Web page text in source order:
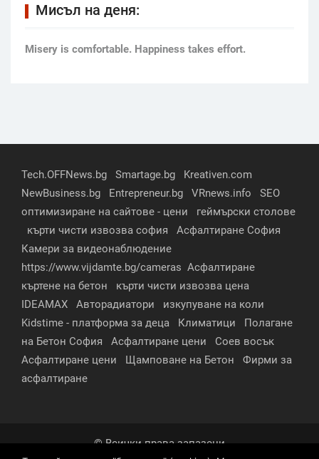
Мисъл на деня:
Мisery is comfortable. Happiness takes effort.
Tech.OFFNews.bg Smartage.bg
Kreativen.com
NewBusiness.bg
Entrepreneur.bg VRnews.info
SEO
оптимизиране на сайтове - цени
геймърски столове
кърти чисти извозва софия
Асфалтиране София
Камери за видеонаблюдение
https://www.vijdamte.bg/cameras Асфалтиране
къртене на бетон
кърти чисти извозва цена
IDEAMAX
Авторадиатори
изкупуване на коли
Kidstime - платформа за деца
Климатици
Полагане
на Бетон София
Асфалтиране цени
Соев восък
Асфалтиране цени
Щамповане на Бетон
Фирми за
асфалтиране
© Всички права запазени